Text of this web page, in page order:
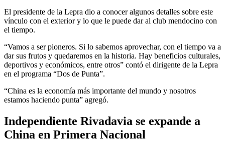
El presidente de la Lepra dio a conocer algunos detalles sobre este
vínculo con el exterior y lo que le puede dar al club mendocino con
el tiempo.
“Vamos a ser pioneros. Si lo sabemos aprovechar, con el tiempo va a
dar sus frutos y quedaremos en la historia. Hay beneficios culturales,
deportivos y económicos, entre otros” contó el dirigente de la Lepra
en el programa “Dos de Punta”.
“China es la economía más importante del mundo y nosotros
estamos haciendo punta” agregó.
Independiente Rivadavia se expande a
China en Primera Nacional